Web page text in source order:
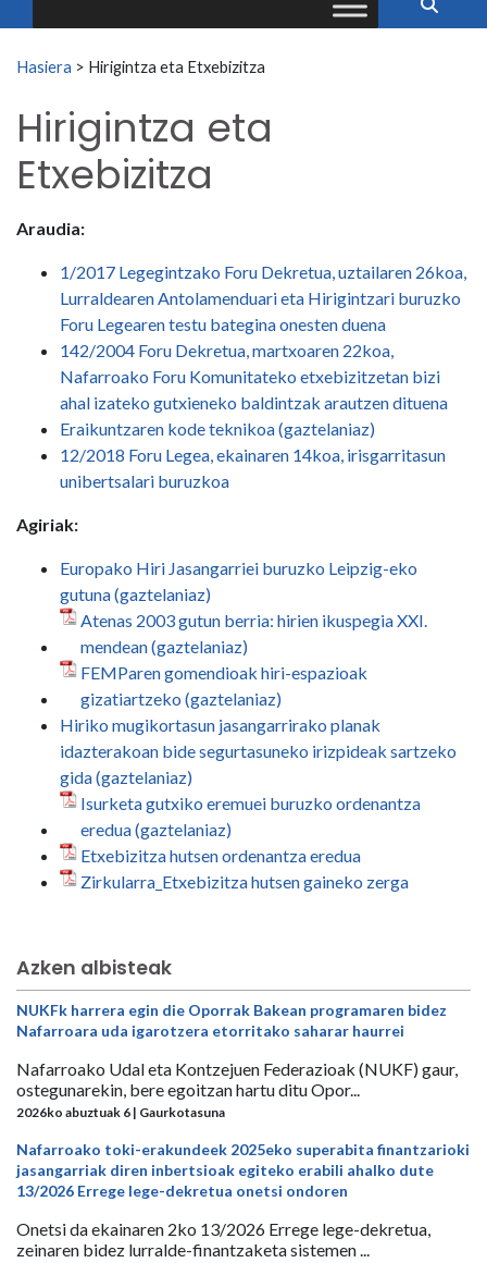
Search for:
Hasiera > Hirigintza eta Etxebizitza
Hirigintza eta
Etxebizitza
Araudia:
1/2017 Legegintzako Foru Dekretua, uztailaren 26koa,
Lurraldearen Antolamenduari eta Hirigintzari buruzko
Foru Legearen testu bategina onesten duena
142/2004 Foru Dekretua, martxoaren 22koa,
Nafarroako Foru Komunitateko etxebizitzetan bizi
ahal izateko gutxieneko baldintzak arautzen dituena
Eraikuntzaren kode teknikoa (gaztelaniaz)
12/2018 Foru Legea, ekainaren 14koa, irisgarritasun
unibertsalari buruzkoa
Agiriak:
Europako Hiri Jasangarriei buruzko Leipzig-eko
gutuna (gaztelaniaz)
Atenas 2003 gutun berria: hirien ikuspegia XXI.
mendean (gaztelaniaz)
FEMParen gomendioak hiri-espazioak
gizatiartzeko (gaztelaniaz)
Hiriko mugikortasun jasangarrirako planak
idazterakoan bide segurtasuneko irizpideak sartzeko
gida (gaztelaniaz)
Isurketa gutxiko eremuei buruzko ordenantza
eredua (gaztelaniaz)
Etxebizitza hutsen ordenantza eredua
Zirkularra_Etxebizitza hutsen gaineko zerga
Azken albisteak
NUKFk harrera egin die Oporrak Bakean programaren bidez
Nafarroara uda igarotzera etorritako saharar haurrei
Nafarroako Udal eta Kontzejuen Federazioak (NUKF) gaur,
ostegunarekin, bere egoitzan hartu ditu Opor...
2026ko abuztuak 6 | Gaurkotasuna
Nafarroako toki-erakundeek 2025eko superabita finantzarioki
jasangarriak diren inbertsioak egiteko erabili ahalko dute
13/2026 Errege lege-dekretua onetsi ondoren
Onetsi da ekainaren 2ko 13/2026 Errege lege-dekretua,
zeinaren bidez lurralde-finantzaketa sistemen ...